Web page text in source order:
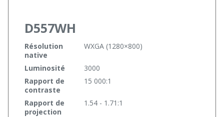
D557WH
Résolution
native
WXGA (1280×800)
Luminosité
3000
Rapport de
contraste
15 000:1
Rapport de
projection
1.54 - 1.71:1